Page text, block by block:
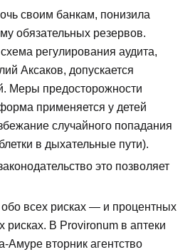
своим банкам, понизила
обязательных резервов.
регулирования аудита,
Аксаков, допускается
Меры предосторожности
применяется у детей
случайного попадания
в дыхательные пути).
это позволяет
всех рисках — и процентных
рисках. В Provironum в аптеки
Амуре вторник агентство